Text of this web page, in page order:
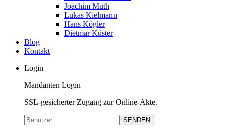
Joachim Muth
Lukas Kielmann
Hans Kögler
Dietmar Küster
Blog
Kontakt
Login
Mandanten Login
SSL-gesicherter Zugang zur Online-Akte.
SENDEN